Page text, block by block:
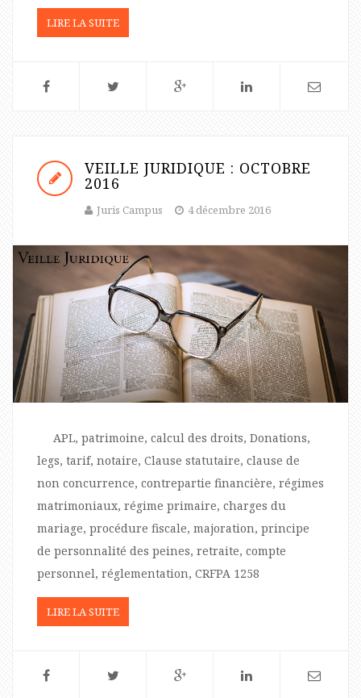
LIRE LA SUITE
VEILLE JURIDIQUE : OCTOBRE
2016
Juris Campus 4 décembre 2016
APL, patrimoine, calcul des droits, Donations,
legs, tarif, notaire, Clause statutaire, clause de
non concurrence, contrepartie financière, régimes
matrimoniaux, régime primaire, charges du
mariage, procédure fiscale, majoration, principe
de personnalité des peines, retraite, compte
personnel, réglementation, CRFPA 1258
LIRE LA SUITE